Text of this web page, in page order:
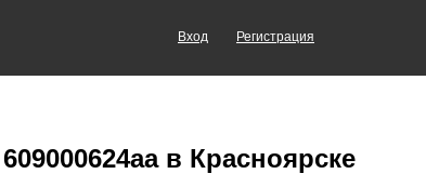
Вход Регистрация
в Красноярске